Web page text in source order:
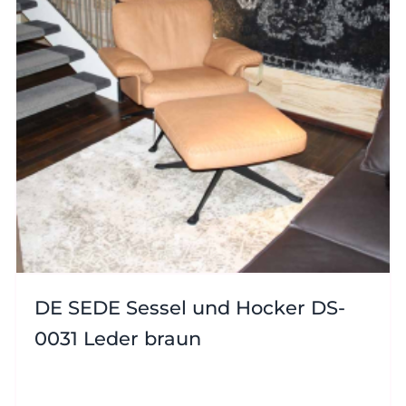
DE SEDE Sessel und Hocker DS-
0031 Leder braun